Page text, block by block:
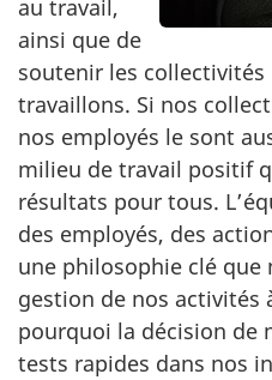
au travail,
ainsi que de
soutenir les collectivités
travaillons. Si nos
nos employés le sont
milieu de travail positif
résultats pour tous.
des employés, des
une philosophie clé que
gestion de nos activités
pourquoi la décision de
tests rapides dans nos